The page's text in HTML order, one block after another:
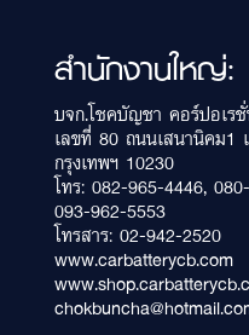
สำนักงานใหญ่:
บจก.โชคบัญชา คอร์ปอเร
เลขที่ 80 ถนนเสนานิคม1
กรุงเทพฯ 10230
โทร: 082-965-4446,
093-962-5553
โทรสาร: 02-942-2520
www.carbatterycb.com